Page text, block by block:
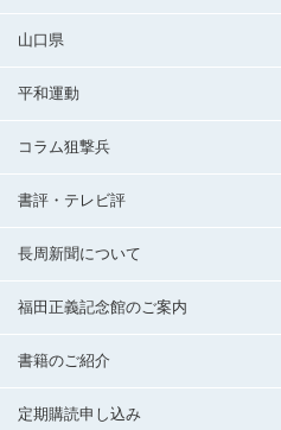
山口県
平和運動
コラム狙撃兵
書評・テレビ評
長周新聞について
福田正義記念館のご案内
書籍のご紹介
定期購読申し込み